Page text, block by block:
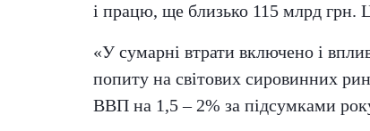
і працю, ще близько 115 млрд грн.
«У сумарні втрати включено і
попиту на світових сировинних
ВВП на 1,5 – 2% за підсумками